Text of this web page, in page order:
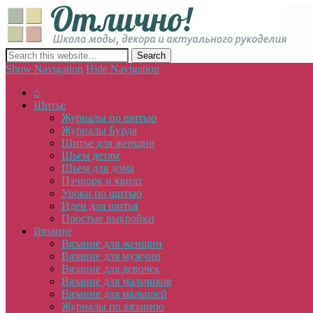
сайт о декоре, дизайне и моде, вязании, шитье и других видах
Show Navigation Hide Navigation
⌂
Шитье
Журналы по шитью
Журналы Бурда
Шитье для женщин
Шьем детям
Шьем для дома
Пэчворк и квилт
Уроки по шитью
Идеи для шитья
Простые выкройки
Вязание
Вязание для женщин
Вязание для мужчин
Вязание для девочек
Вязание для мальчиков
Вязание для малышей
Журналы по вязанию